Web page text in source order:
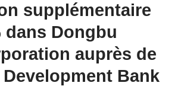
supplémentaire
dans Dongbu
auprès de
Bank